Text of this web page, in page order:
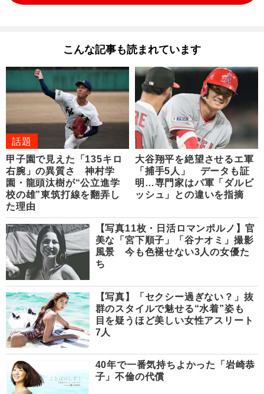
こんな記事も読まれています
話題
甲子園で見えた「135キロ
右腕」の異質さ 神村学
園・龍頭汰樹が“公立進学
校の雄”東筑打線を翻弄し
た理由
大谷翔平を絶望させるエ軍
「捕手5人」 データも証
明…専門家はパ軍「ダルビ
ッシュ」との違いを指摘
【写真11枚・日活ロマンポルノ】官
美な「宮下順子」「谷ナオミ」撮影
風景 今も色褪せない3人の女優た
ち
【写真】「セクシー過ぎない？」抜
群のスタイルで魅せる“水着”姿も
目を疑うほど美しい女性アスリート
7人
40年で一番気持ちよかった「岩崎恭
子」不倫の代償